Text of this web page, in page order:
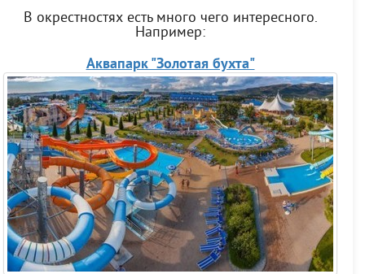
В окрестностях есть много чего интересного.
Например:
Аквапарк "Золотая бухта"